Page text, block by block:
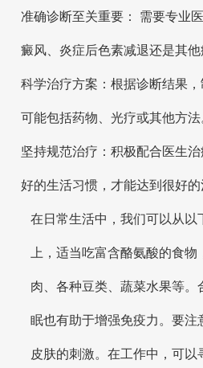
准确诊断至关重要： 需要专业
癜风、炎症后色素减退还是其他
科学治疗方案：根据诊断结果，
可能包括药物、光疗或其他方法
坚持规范治疗：积极配合医生
好的生活习惯，才能达到很好的
在日常生活中，我们可以从以
上，适当吃富含酪氨酸的食
肉、各种豆类、蔬菜水果等。
眠也有助于增强免疫力。要注
皮肤的刺激。在工作中，可